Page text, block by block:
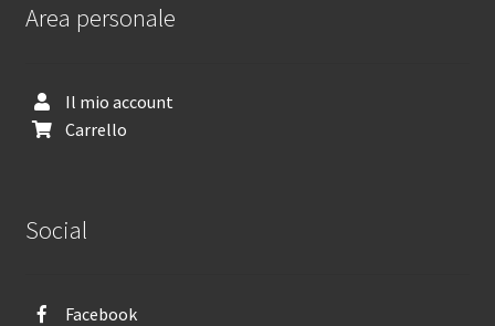
Area personale
Il mio account
Carrello
Social
Facebook